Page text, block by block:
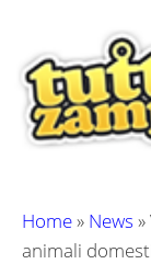
contenuto
Home» News »
animali